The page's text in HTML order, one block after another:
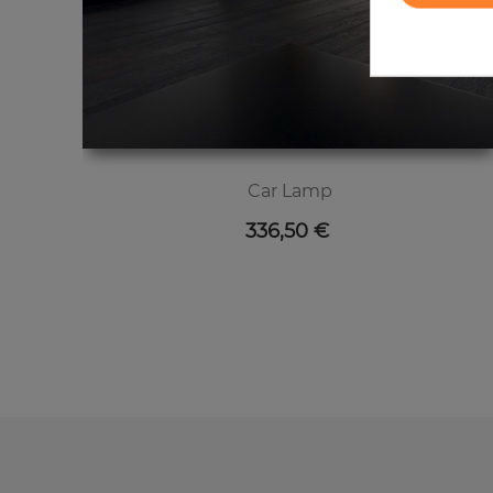
Car Lamp
Цена
336,50 €